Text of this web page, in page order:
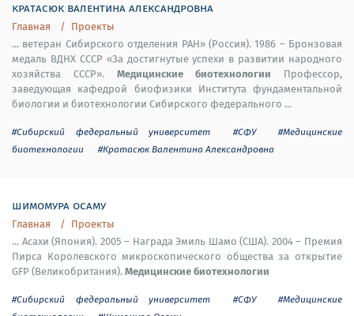
кратасюк валентина александровна
Главная
Проекты
... ветеран Сибирского отделения РАН» (Россия). 1986 – Бронзовая
медаль ВДНХ СССР «За достигнутые успехи в развитии народного
хозяйства СССР». Медицинские биотехнологии Профессор,
заведующая кафедрой биофизики Института фундаментальной
биологии и биотехнологии Сибирского федерального ...
#Сибирский федеральный университет #СФУ
#Медицинские
биотехнологии
#Кратасюк Валентина Александровна
шимомура осаму
Главная
Проекты
... Асахи (Япония). 2005 – Награда Эмиль Шамо (США). 2004 – Премия
Пирса Королевского микроскопического общества за открытие
GFP (Великобритания).Медицинские биотехнологии
#Сибирский федеральный университет #СФУ
#Медицинские